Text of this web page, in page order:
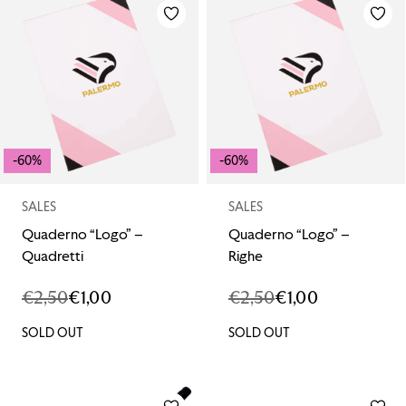
-60%
SALES
Quaderno “Logo” –
Quadretti
€2,50
IL
ORIGINALE
€1,00
IL
ATTUALE
SOLD OUT
-60%
SALES
Quaderno “Logo” –
Righe
€2,50
IL
ORIGINALE
€1,00
IL
ATTUALE
SOLD OUT